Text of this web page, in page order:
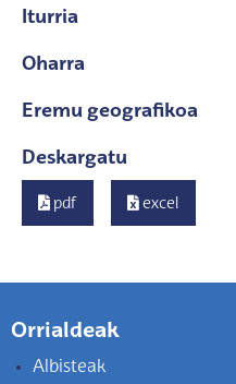
Iturria
Oharra
Eremu geografikoa
Deskargatu
pdf excel
Orrialdeak
Albisteak